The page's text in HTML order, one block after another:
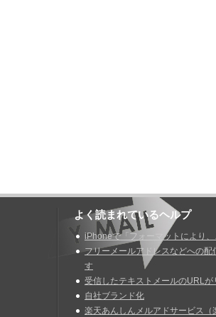
よく読まれているヘルプ
iPhoneで「フォーマットにより
フリーメールアドレスなどへの
す
受信したテキストメールのURLが
自社ブランド化
楽天あんしんメルアドサービス